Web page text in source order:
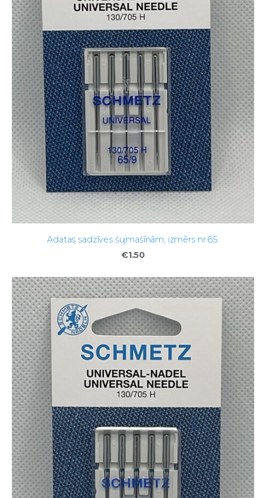
Adatas sadzīves šujmašīnām, izmērs nr.65.
€1.50